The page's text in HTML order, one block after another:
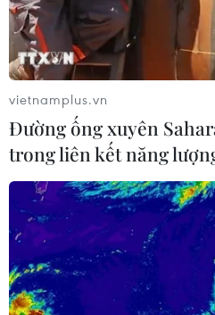
biện pháp để ổn định việc
vietnamplus.vn
Đường ống xuyên
trong liên kết năng